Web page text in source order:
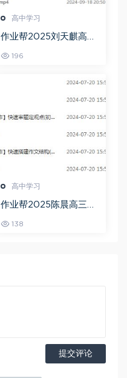
高中学习
作业帮2025刘天麒高二
196
高中学习
作业帮2025陈晨高三语
班
138
提交评论